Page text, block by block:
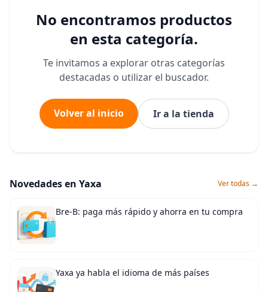
No encontramos productos
en esta categoría.
Te invitamos a explorar otras categorías
destacadas o utilizar el buscador.
Volver al inicio Ir a la tienda
Novedades en Yaxa Ver todas →
Bre-B: paga más rápido y ahorra en tu compra
Yaxa ya habla el idioma de más países